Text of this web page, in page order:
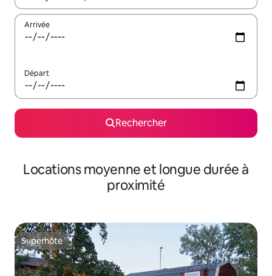
Arrivée
Départ
Rechercher
Locations moyenne et longue durée à
proximité
Superhôte
Superhôte